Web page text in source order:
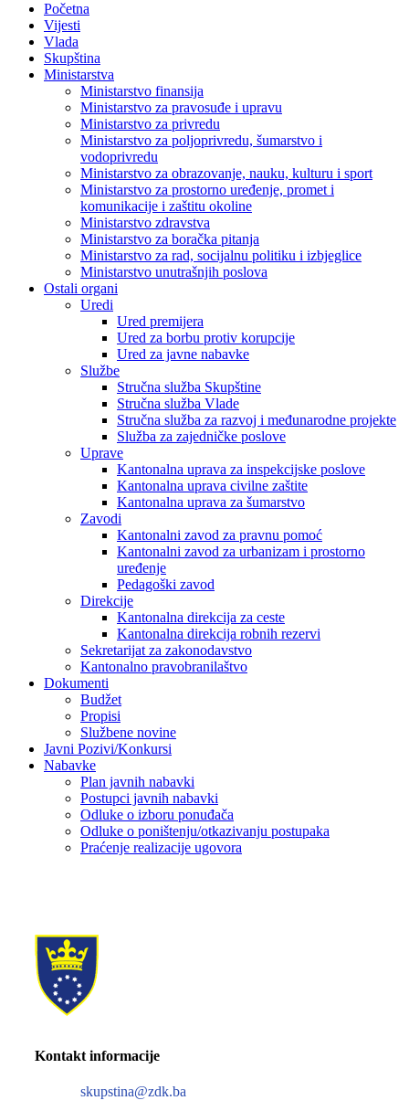
Početna
Vijesti
Vlada
Skupština
Ministarstva
Ministarstvo finansija
Ministarstvo za pravosuđe i upravu
Ministarstvo za privredu
Ministarstvo za poljoprivredu, šumarstvo i
vodoprivredu
Ministarstvo za obrazovanje, nauku, kulturu i sport
Ministarstvo za prostorno uređenje, promet i
komunikacije i zaštitu okoline
Ministarstvo zdravstva
Ministarstvo za boračka pitanja
Ministarstvo za rad, socijalnu politiku i izbjeglice
Ministarstvo unutrašnjih poslova
Ostali organi
Uredi
Ured premijera
Ured za borbu protiv korupcije
Ured za javne nabavke
Službe
Stručna služba Skupštine
Stručna služba Vlade
Stručna služba za razvoj i međunarodne projekte
Služba za zajedničke poslove
Uprave
Kantonalna uprava za inspekcijske poslove
Kantonalna uprava civilne zaštite
Kantonalna uprava za šumarstvo
Zavodi
Kantonalni zavod za pravnu pomoć
Kantonalni zavod za urbanizam i prostorno
uređenje
Pedagoški zavod
Direkcije
Kantonalna direkcija za ceste
Kantonalna direkcija robnih rezervi
Sekretarijat za zakonodavstvo
Kantonalno pravobranilaštvo
Dokumenti
Budžet
Propisi
Službene novine
Javni Pozivi/Konkursi
Nabavke
Plan javnih nabavki
Postupci javnih nabavki
Odluke o izboru ponuđača
Odluke o poništenju/otkazivanju postupaka
Praćenje realizacije ugovora
Kontakt informacije
skupstina@zdk.ba